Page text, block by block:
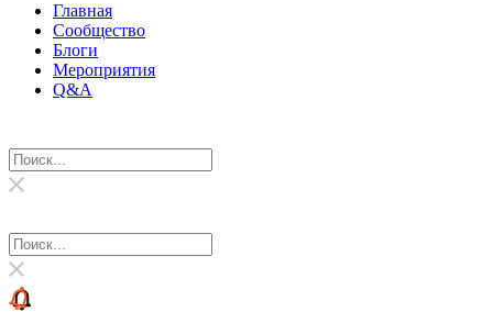
Главная
Сообщество
Блоги
Мероприятия
Q&A